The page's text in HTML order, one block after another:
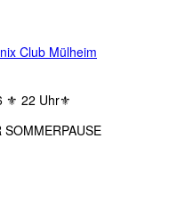
Club Mülheim
⚜️ 22 Uhr⚜️